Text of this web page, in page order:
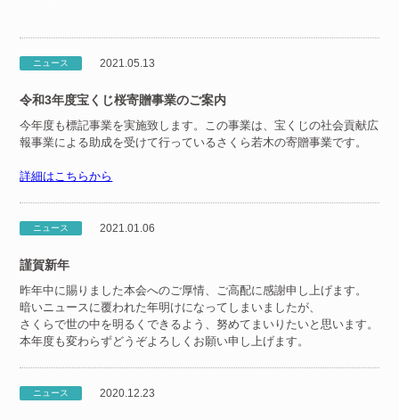
ニュース 2021.05.13
令和3年度宝くじ桜寄贈事業のご案内
今年度も標記事業を実施致します。この事業は、宝くじの社会貢献広
報事業による助成を受けて行っているさくら若木の寄贈事業です。
詳細はこちらから
ニュース 2021.01.06
謹賀新年
昨年中に賜りました本会へのご厚情、ご高配に感謝申し上げます。
暗いニュースに覆われた年明けになってしまいましたが、
さくらで世の中を明るくできるよう、努めてまいりたいと思います。
本年度も変わらずどうぞよろしくお願い申し上げます。
ニュース 2020.12.23